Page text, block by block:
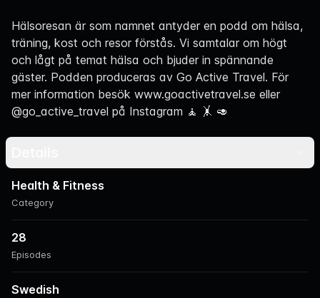
Navigation
Hälsoresan är som namnet antyder en podd om hälsa,
träning, kost och resor förstås. Vi samtalar om högt
och lågt på temat hälsa och bjuder in spännande
gäster. Podden produceras av Go Active Travel. För
mer information besök www.goactivetravel.se eller
@go_active_travel på Instagram 🧘 🤸 🥑
Category
Health & Fitness
Episodes
28
Swedish